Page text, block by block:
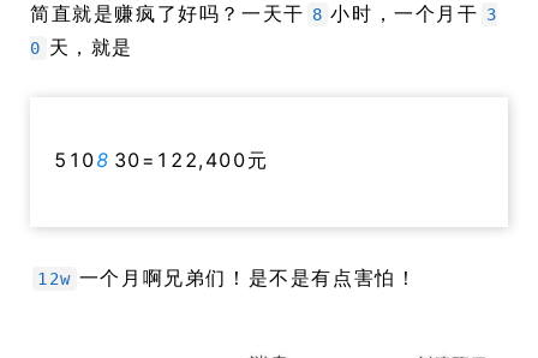
简直就是赚疯了好吗？一天干 8 小时，一个月干 3
0 天，就是
5108 30=122,400元
12w 一个月啊兄弟们！是不是有点害怕！